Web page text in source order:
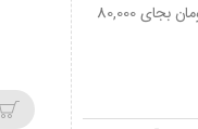
باشگاه مکس پاور با دوره ی ایرو فیتنس (ویژه بانوان) با 77% تخفیف و پرداخت تنها 18,400 تومان بجای 80,000